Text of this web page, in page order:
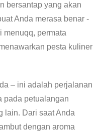
bersantap yang akan
Anda merasa benar -
menuqq, permata
pesta kuliner
– ini adalah perjalanan
pada petualangan
lain. Dari saat Anda
dengan aroma